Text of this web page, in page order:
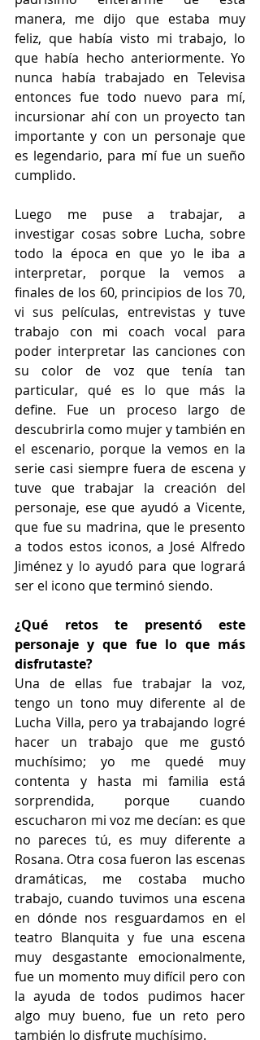
manera, me dijo que estaba muy
feliz, que había visto mi trabajo, lo
que había hecho anteriormente. Yo
nunca había trabajado en Televisa
entonces fue todo nuevo para mí,
incursionar ahí con un proyecto tan
importante y con un personaje que
es legendario, para mí fue un sueño
cumplido.
Luego me puse a trabajar, a
investigar cosas sobre Lucha, sobre
todo la época en que yo le iba a
interpretar, porque la vemos a
finales de los 60, principios de los 70,
vi sus películas, entrevistas y tuve
trabajo con mi coach vocal para
poder interpretar las canciones con
su color de voz que tenía tan
particular, qué es lo que más la
define. Fue un proceso largo de
descubrirla como mujer y también en
el escenario, porque la vemos en la
serie casi siempre fuera de escena y
tuve que trabajar la creación del
personaje, ese que ayudó a Vicente,
que fue su madrina, que le presento
a todos estos iconos, a José Alfredo
Jiménez y lo ayudó para que logrará
ser el icono que terminó siendo.
¿Qué retos te presentó este
personaje y que fue lo que más
disfrutaste?
Una de ellas fue trabajar la voz,
tengo un tono muy diferente al de
Lucha Villa, pero ya trabajando logré
hacer un trabajo que me gustó
muchísimo; yo me quedé muy
contenta y hasta mi familia está
sorprendida, porque cuando
escucharon mi voz me decían: es que
no pareces tú, es muy diferente a
Rosana. Otra cosa fueron las escenas
dramáticas, me costaba mucho
trabajo, cuando tuvimos una escena
en dónde nos resguardamos en el
teatro Blanquita y fue una escena
muy desgastante emocionalmente,
fue un momento muy difícil pero con
la ayuda de todos pudimos hacer
algo muy bueno, fue un reto pero
también lo disfrute muchísimo.